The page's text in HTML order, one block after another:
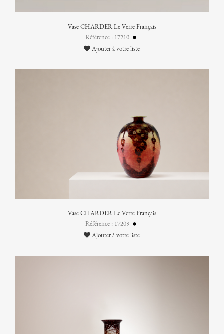
Vase CHARDER Le Verre Français
Référence : 17210
Ajouter à votre liste
Vase CHARDER Le Verre Français
Référence : 17209
Ajouter à votre liste